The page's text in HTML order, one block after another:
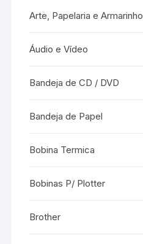
Arte, Papelaria e Armarinho
Áudio e Vídeo
Bandeja de CD / DVD
Bandeja de Papel
Bobina Termica
Bobinas P/ Plotter
Brother